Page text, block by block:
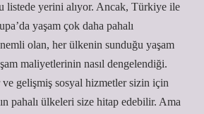
listede yerini alıyor. Ancak, Türkiye ile
yaşam çok daha pahalı
olan, her ülkenin sunduğu yaşam
maliyetlerinin nasıl dengelendiği.
gelişmiş sosyal hizmetler sizin için
pahalı ülkeleri size hitap edebilir. Ama